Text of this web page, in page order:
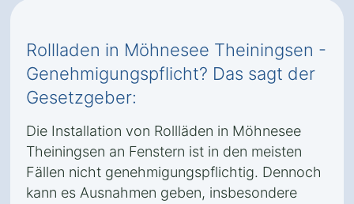
Rollladen in Möhnesee Theiningsen -
Genehmigungspflicht? Das sagt der
Gesetzgeber:
Die Installation von Rollläden in Möhnesee
Theiningsen an Fenstern ist in den meisten
Fällen nicht genehmigungspflichtig. Dennoch
kann es Ausnahmen geben, insbesondere